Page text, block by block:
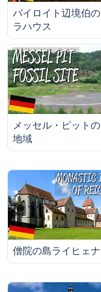
バイロイト辺境伯
ラハウス
メッセル・ピット
地域
僧院の島ライヒェ